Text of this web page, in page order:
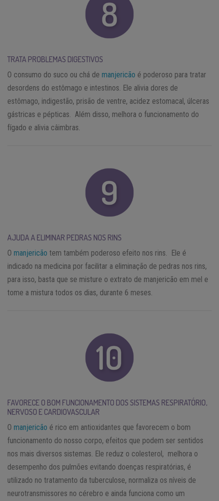
TRATA PROBLEMAS DIGESTIVOS
O consumo do suco ou chá de manjericão é poderoso para tratar
desordens do estômago e intestinos. Ele alivia dores de
estômago, indigestão, prisão de ventre, acidez estomacal, úlceras
gástricas e pépticas. Além disso, melhora o funcionamento do
fígado e alivia câimbras.
AJUDA A ELIMINAR PEDRAS NOS RINS
O manjericão tem também poderoso efeito nos rins. Ele é
indicado na medicina por facilitar a eliminação de pedras nos rins,
para isso, basta que se misture o extrato de manjericão em mel e
tome a mistura todos os dias, durante 6 meses.
FAVORECE O BOM FUNCIONAMENTO DOS SISTEMAS RESPIRATÓRIO,
NERVOSO E CARDIOVASCULAR
O manjericão é rico em antioxidantes que favorecem o bom
funcionamento do nosso corpo, efeitos que podem ser sentidos
nos mais diversos sistemas. Ele reduz o colesterol, melhora o
desempenho dos pulmões evitando doenças respiratórias, é
utilizado no tratamento da tuberculose, normaliza os níveis de
neurotransmissores no cérebro e ainda funciona como um